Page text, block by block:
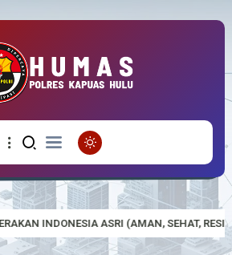
(AMAN, SEHAT, RESIK DAN INDAH) DI MAKO